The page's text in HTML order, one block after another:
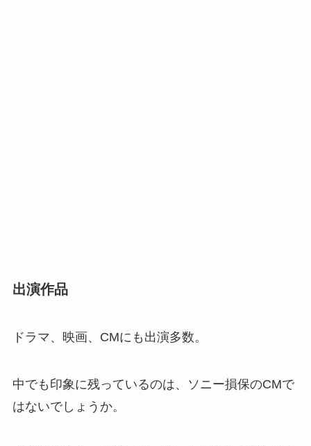
出演作品
ドラマ、映画、CMにも出演多数。
中でも印象に残っているのは、ソニー損保のCMで
はないでしょうか。